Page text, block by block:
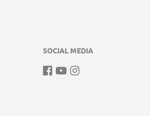
SOCIAL MEDIA